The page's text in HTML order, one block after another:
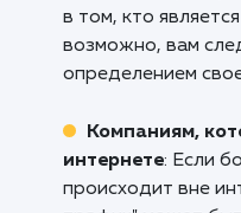
Интернет-
проектам:
покупателей,
или услуги,